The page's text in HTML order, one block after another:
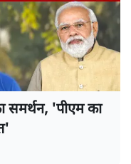
समर्थन, 'पीएम का